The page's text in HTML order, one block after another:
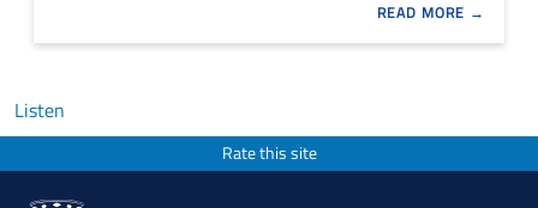
READ MORE
Listen
Rate this site